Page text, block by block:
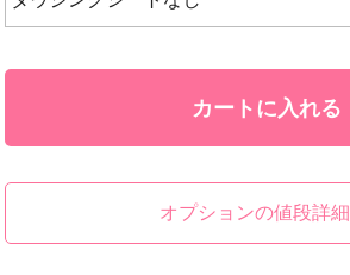
カートに入れる
オプションの値段詳細